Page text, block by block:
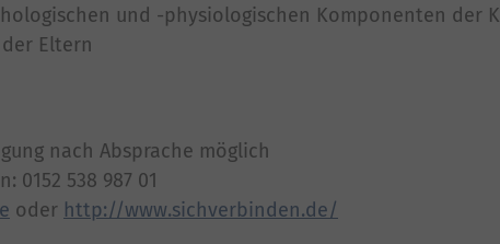
und -physiologischen Komponenten der
Eltern
nach Absprache möglich
0152 538 987 01
oder http://www.sichverbinden.de/